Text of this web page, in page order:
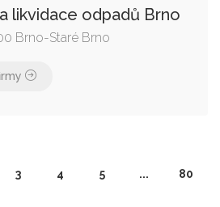
likvidace odpadů Brno
Brno-Staré Brno
3 4 5 ... 80